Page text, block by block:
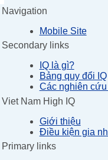
Navigation
Mobile Site
Secondary links
IQ là gì?
Bảng quy đổi IQ
Các nghiên cứu
Viet Nam High IQ
Giới thiệu
Điều kiện gia
Primary links